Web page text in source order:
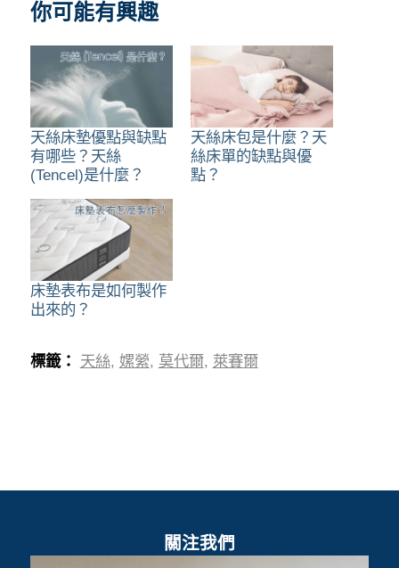
你可能有興趣
天絲床墊優點與缺點
有哪些？天絲
(Tencel)是什麼？
天絲床包是什麼？天
絲床單的缺點與優
點？
床墊表布是如何製作
出來的？
標籤： 天絲, 嫘縈, 莫代爾, 萊賽爾
關注我們